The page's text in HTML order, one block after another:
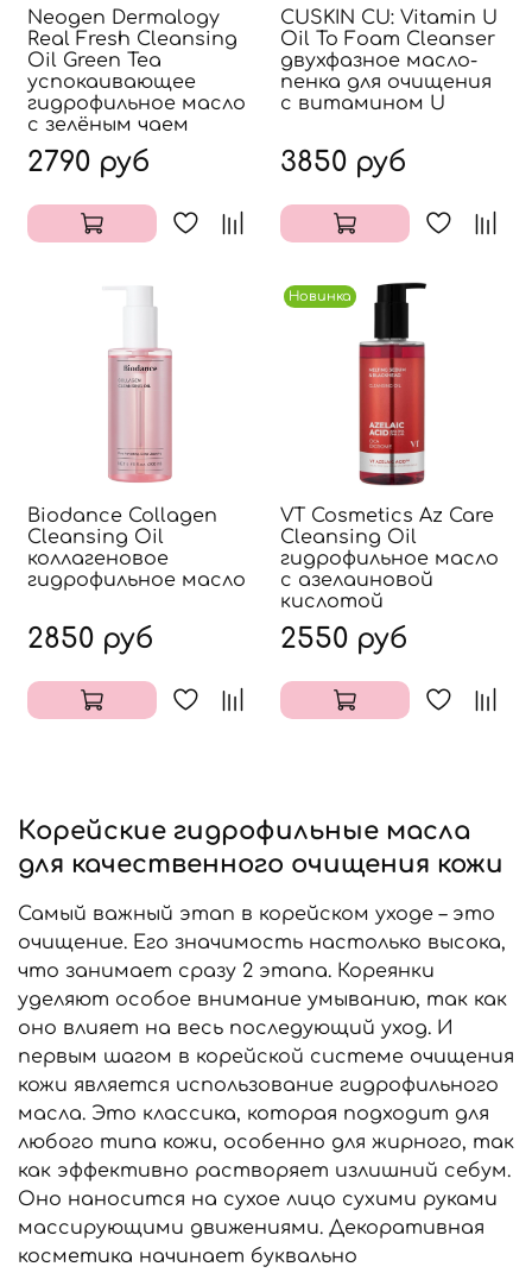
Neogen Dermalogy
Real Fresh Cleansing
Oil Green Tea
успокаивающее
гидрофильное масло
с зелёным чаем
2790 руб
CUSKIN CU: Vitamin U
Oil To Foam Cleanser
двухфазное масло-
пенка для очищения
с витамином U
3850 руб
Biodance Collagen
Cleansing Oil
коллагеновое
гидрофильное масло
2850 руб
Новинка
VT Cosmetics Az Care
Cleansing Oil
гидрофильное масло
с азелаиновой
кислотой
2550 руб
Корейские гидрофильные масла
для качественного очищения кожи
Самый важный этап в корейском уходе – это
очищение. Его значимость настолько высока,
что занимает сразу 2 этапа. Кореянки
уделяют особое внимание умыванию, так как
оно влияет на весь последующий уход. И
первым шагом в корейской системе очищения
кожи является использование гидрофильного
масла. Это классика, которая подходит для
любого типа кожи, особенно для жирного, так
как эффективно растворяет излишний себум.
Оно наносится на сухое лицо сухими руками
массирующими движениями. Декоративная
косметика начинает буквально